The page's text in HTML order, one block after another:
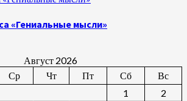
«Гениальные мысли»
Август 2026
Ср Чт Пт Сб
Вс
1
2